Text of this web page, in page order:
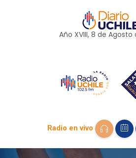
Año XVIII, 8 de Agosto
Radio en vivo